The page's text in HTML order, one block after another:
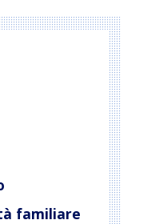
familiare